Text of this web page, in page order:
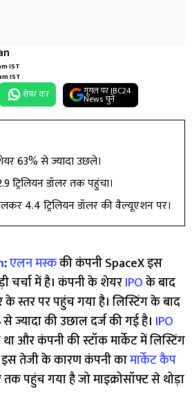
IST
IST
शेयर कर गूगल पर IBC24
News चुनें
63% से ज्यादा उछले।
ट्रिलियन डॉलर तक पहुंचा।
4.4 ट्रिलियन डॉलर की वैल्यूएशन पर।
:एलन मस्ककी कंपनी SpaceX इस
चर्चा में है। कंपनी के शेयरIPOके बाद
स्तर पर पहुंच गया है। लिस्टिंग के बाद
की उछाल दर्ज की गई है। IPO
था और कंपनी की स्टॉक मार्केट में लिस्टिंग
इस तेजी के कारण कंपनी कामार्केट कैप
तक पहुंच गया है जो माइक्रोसॉफ्ट से थोड़ा